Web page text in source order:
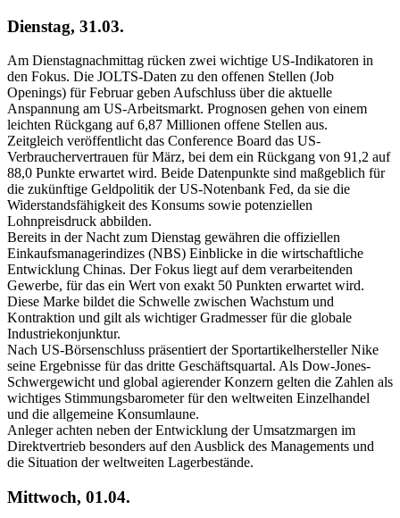
Dienstag, 31.03.
Am Dienstagnachmittag rücken zwei wichtige US-Indikatoren in
den Fokus. Die JOLTS-Daten zu den offenen Stellen (Job
Openings) für Februar geben Aufschluss über die aktuelle
Anspannung am US-Arbeitsmarkt. Prognosen gehen von einem
leichten Rückgang auf 6,87 Millionen offene Stellen aus.
Zeitgleich veröffentlicht das Conference Board das US-
Verbrauchervertrauen für März, bei dem ein Rückgang von 91,2 auf
88,0 Punkte erwartet wird. Beide Datenpunkte sind maßgeblich für
die zukünftige Geldpolitik der US-Notenbank Fed, da sie die
Widerstandsfähigkeit des Konsums sowie potenziellen
Lohnpreisdruck abbilden.
Bereits in der Nacht zum Dienstag gewähren die offiziellen
Einkaufsmanagerindizes (NBS) Einblicke in die wirtschaftliche
Entwicklung Chinas. Der Fokus liegt auf dem verarbeitenden
Gewerbe, für das ein Wert von exakt 50 Punkten erwartet wird.
Diese Marke bildet die Schwelle zwischen Wachstum und
Kontraktion und gilt als wichtiger Gradmesser für die globale
Industriekonjunktur.
Nach US-Börsenschluss präsentiert der Sportartikelhersteller Nike
seine Ergebnisse für das dritte Geschäftsquartal. Als Dow-Jones-
Schwergewicht und global agierender Konzern gelten die Zahlen als
wichtiges Stimmungsbarometer für den weltweiten Einzelhandel
und die allgemeine Konsumlaune.
Anleger achten neben der Entwicklung der Umsatzmargen im
Direktvertrieb besonders auf den Ausblick des Managements und
die Situation der weltweiten Lagerbestände.
Mittwoch, 01.04.